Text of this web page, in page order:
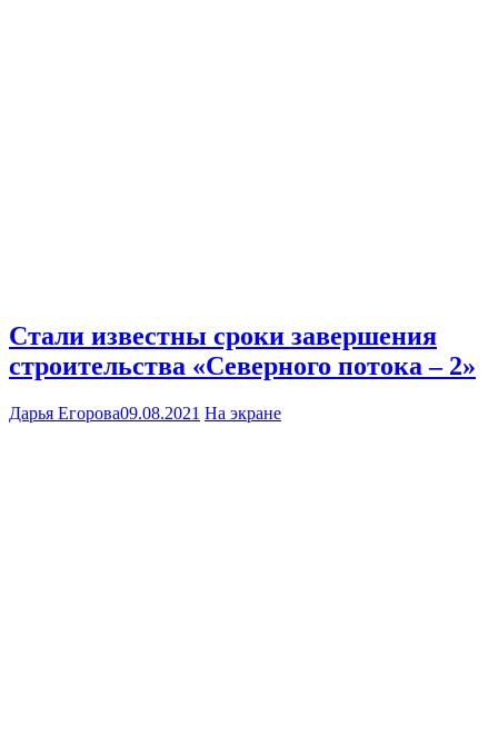
Стали известны сроки завершения
строительства «Северного потока – 2»
Дарья Егорова09.08.2021 На экране